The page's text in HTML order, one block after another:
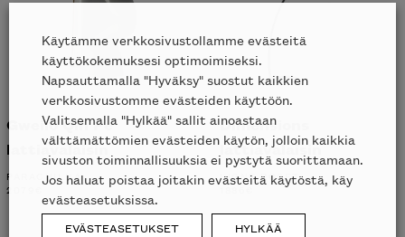
Gweilo Qin Pe
lattiavalaisin
PARACHILNA
2079 €
Dimensions
lattiavalaisin
LIGNE ROSET
1886€
Käytämme verkkosivustollamme evästeitä
käyttökokemuksesi optimoimiseksi.
Napsauttamalla "Hyväksy" suostut kaikkien
verkkosivustomme evästeiden käyttöön.
Valitsemalla "Hylkää" sallit ainoastaan
välttämättömien evästeiden käytön, jolloin kaikkia
sivuston toiminnallisuuksia ei pystytä suorittamaan.
Jos haluat poistaa joitakin evästeitä käytöstä, käy
evästeasetuksissa.
EVÄSTEASETUKSET HYLKÄÄ